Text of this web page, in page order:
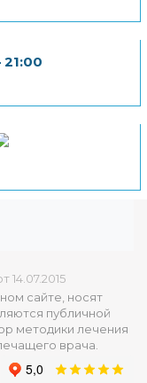
14.07.2015
сайте, носят
публичной
методики лечения
врача.